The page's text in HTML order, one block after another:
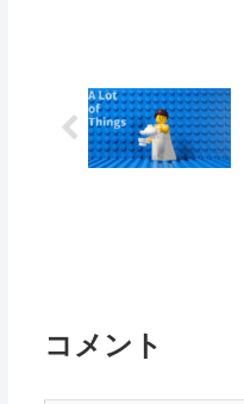
コメント